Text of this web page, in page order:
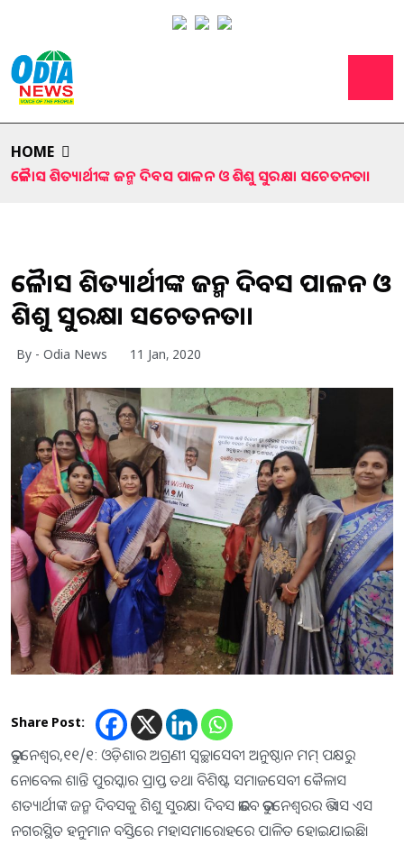
HOME
କୈଳାସ ଶିତ୍ୟାର୍ଥୀଙ୍କ ଜନ୍ମ ଦିବସ ପାଳନ ଓ ଶିଶୁ ସୁରକ୍ଷା ସଚେତନତା।
କୈଳାସ ଶିତ୍ୟାର୍ଥୀଙ୍କ ଜନ୍ମ ଦିବସ ପାଳନ ଓ
ଶିଶୁ ସୁରକ୍ଷା ସଚେତନତା।
By - Odia News 11 Jan, 2020
Share Post:
ଭୁବନେଶ୍ୱର,୧୧/୧: ଓଡ଼ିଶାର ଅଗ୍ରଣୀ ସ୍ବଚ୍ଛାସେବୀ ଅନୁଷ୍ଠାନ ମମ୍ ପକ୍ଷରୁ
ନୋବେଲ ଶାନ୍ତି ପୁରସ୍କାର ପ୍ରାପ୍ତ ତଥା ବିଶିଷ୍ଟ ସମାଜସେବୀ କୈଳାସ
ଶତ୍ୟାର୍ଥୀଙ୍କ ଜନ୍ମ ଦିବସକୁ ଶିଶୁ ସୁରକ୍ଷା ଦିବସ ଭାବେ ଭୁବନେଶ୍ୱରର ଭି ଏସ ଏସ
ନଗରସ୍ଥିତ ହନୁମାନ ବସ୍ତିରେ ମହାସମାରୋହରେ ପାଳିତ ହୋଇଯାଇଛି।